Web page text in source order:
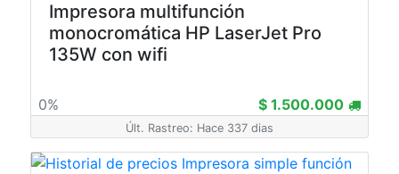
Impresora multifunción
monocromática HP LaserJet Pro
135W con wifi
0% $ 1.500.000
Últ. Rastreo: Hace 337 dias